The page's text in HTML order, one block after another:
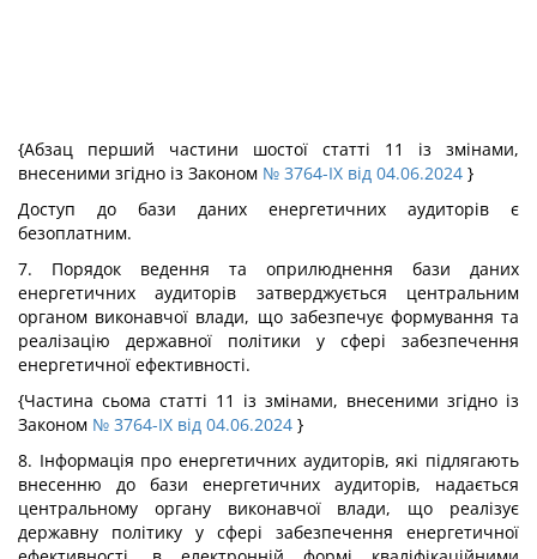
{Абзац перший частини шостої статті 11 із змінами,
внесеними згідно із Законом № 3764-IX від 04.06.2024 }
Доступ до бази даних енергетичних аудиторів є
безоплатним.
7. Порядок ведення та оприлюднення бази даних
енергетичних аудиторів затверджується центральним
органом виконавчої влади, що забезпечує формування та
реалізацію державної політики у сфері забезпечення
енергетичної ефективності.
{Частина сьома статті 11 із змінами, внесеними згідно із
Законом № 3764-IX від 04.06.2024 }
8. Інформація про енергетичних аудиторів, які підлягають
внесенню до бази енергетичних аудиторів, надається
центральному органу виконавчої влади, що реалізує
державну політику у сфері забезпечення енергетичної